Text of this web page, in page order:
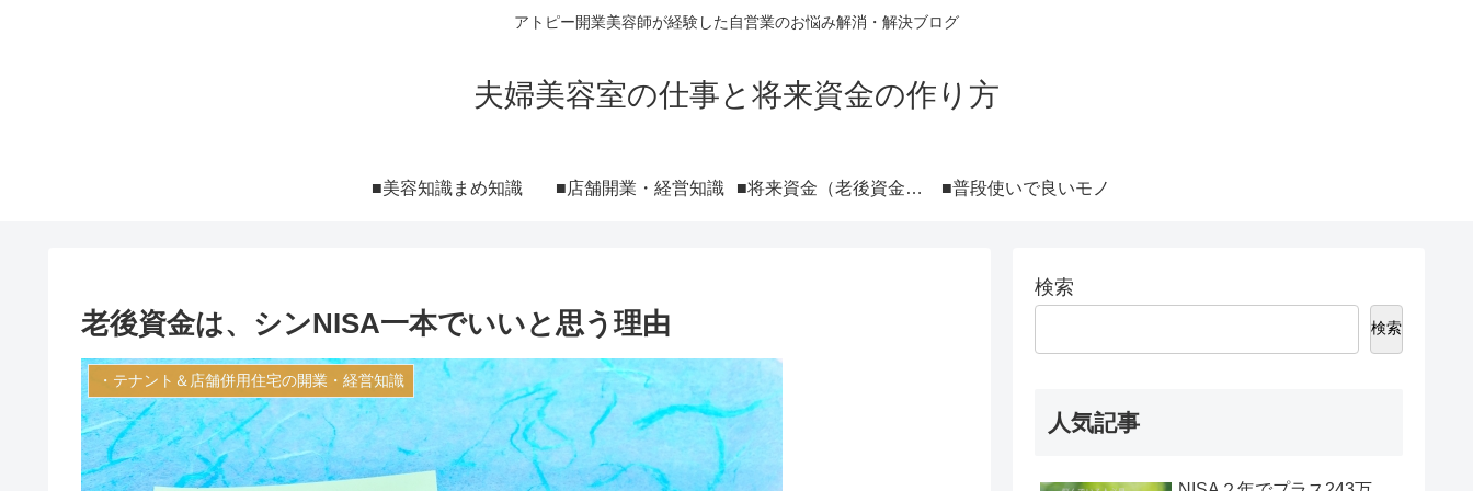
アトピー開業美容師が経験した自営業のお悩み解消・解決ブログ
夫婦美容室の仕事と将来資金の作り方
■美容知識まめ知識 ■店舗開業・経営知識 ■将来資金（老後資金）の作り方 NISA iDeCo 投資 ■普段使いで良いモノ
老後資金は、シンNISA一本でいいと思う理由
・テナント＆店舗併用住宅の開業・経営知識
検索
検索
人気記事